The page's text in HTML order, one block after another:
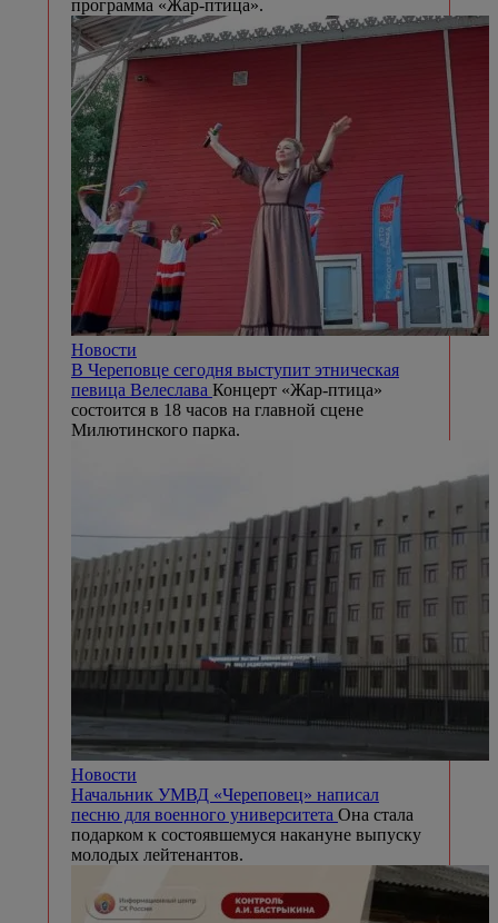
программа «Жар-птица».
Новости
В Череповце сегодня выступит этническая
певица Велеслава Концерт «Жар-птица»
состоится в 18 часов на главной сцене
Милютинского парка.
Новости
Начальник УМВД «Череповец» написал
песню для военного университета Она стала
подарком к состоявшемуся накануне выпуску
молодых лейтенантов.